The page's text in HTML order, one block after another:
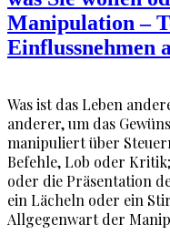
Manipulation –
Einflussnehmen
Was ist das Leben
anderer, um das
manipuliert über
Befehle, Lob oder
oder die Präsentation
ein Lächeln oder ein
Allgegenwart der